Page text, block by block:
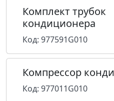
Комплект трубок
кондиционера
Код: 977591G010
Компрессор
Код: 977011G010